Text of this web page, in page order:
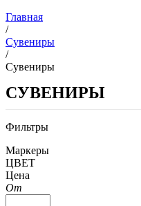
Главная
/
Сувениры
/
Сувениры
СУВЕНИРЫ
Фильтры
Маркеры
ЦВЕТ
Цена
От